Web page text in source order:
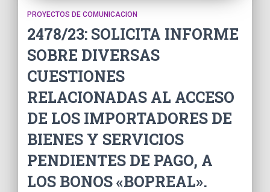
PROYECTOS DE COMUNICACION
2478/23: SOLICITA INFORME
SOBRE DIVERSAS
CUESTIONES
RELACIONADAS AL ACCESO
DE LOS IMPORTADORES DE
BIENES Y SERVICIOS
PENDIENTES DE PAGO, A
LOS BONOS «BOPREAL».